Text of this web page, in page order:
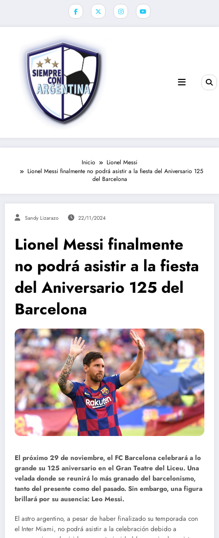
Inicio
Lionel Messi
Lionel Messi finalmente no podrá asistir a la fiesta del Aniversario 125
del Barcelona
Sandy Lizarazo 22/11/2024
Lionel Messi finalmente
no podrá asistir a la fiesta
del Aniversario 125 del
Barcelona
El próximo 29 de noviembre, el FC Barcelona celebrará a lo
grande su 125 aniversario en el Gran Teatre del Liceu. Una
velada donde se reunirá lo más granado del barcelonismo,
tanto del presente como del pasado. Sin embargo, una figura
brillará por su ausencia: Leo Messi.
El astro argentino, a pesar de haber finalizado su temporada con
el Inter Miami, no podrá asistir a la celebración debido a